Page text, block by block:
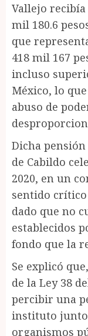
Vallejo
mil 180.6
que
418 mil 167
incluso
México, lo
abuso de
Dicha
de Cabildo
2020, en un
sentido
dado que no
establecidos
fondo que la
Se explicó
de la Ley 38
percibir una
instituto junto
organismos